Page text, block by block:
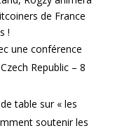
de France
!
une conférence
Republic – 8
table sur « les
soutenir les